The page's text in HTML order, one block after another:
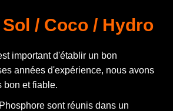
/ Coco / Hydro
important d'établir un bon
années d'expérience, nous avons
bon et fiable.
sont réunis dans un